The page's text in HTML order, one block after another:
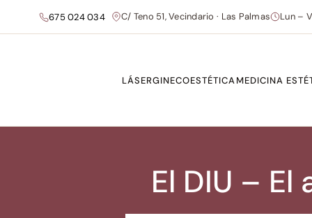
675 024 034 C/ Teno 51, Vecindario · Las Palmas Lun –
LÁSERGINECOESTÉTICAMEDICINA
El DIU –